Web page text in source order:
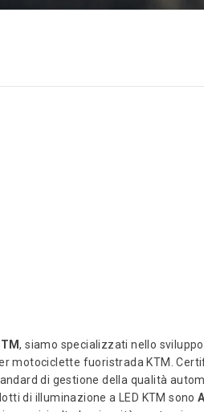
, siamo specializzati nello
motociclette fuoristrada KTM.
di gestione della qualità
di illuminazione a LED KTM sono